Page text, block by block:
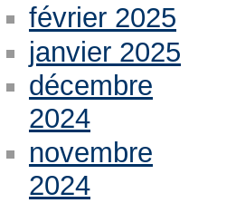
février 2025
janvier 2025
décembre
2024
novembre
2024